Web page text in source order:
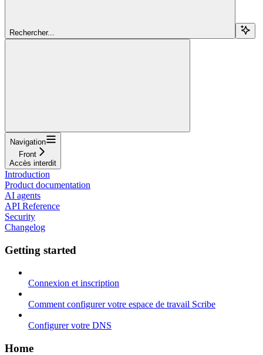
Rechercher...
Navigation
Front
Accès interdit
Introduction
Product documentation
AI agents
API Reference
Security
Changelog
Getting started
Connexion et inscription
Comment configurer votre espace de travail Scribe
Configurer votre DNS
Home